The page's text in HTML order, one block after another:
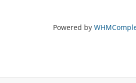
Powered by